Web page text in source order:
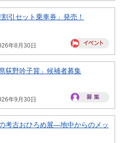
割引セット乗車券」発売！
年8月30日
荻野吟子賞」候補者募集
年9月30日
考古おひろめ展―地中からのメッ